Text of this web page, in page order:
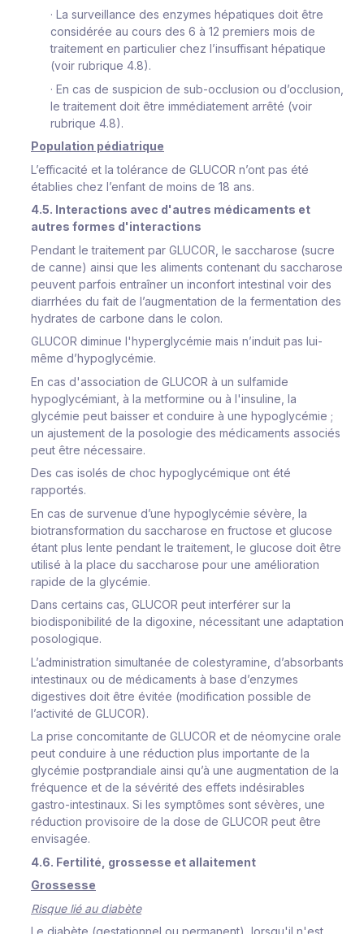
· La surveillance des enzymes hépatiques doit être
considérée au cours des 6 à 12 premiers mois de
traitement en particulier chez l’insuffisant hépatique
(voir rubrique 4.8).
· En cas de suspicion de sub-occlusion ou d’occlusion,
le traitement doit être immédiatement arrêté (voir
rubrique 4.8).
Population pédiatrique
L’efficacité et la tolérance de GLUCOR n’ont pas été
établies chez l’enfant de moins de 18 ans.
4.5. Interactions avec d'autres médicaments et
autres formes d'interactions
Pendant le traitement par GLUCOR, le saccharose (sucre
de canne) ainsi que les aliments contenant du saccharose
peuvent parfois entraîner un inconfort intestinal voir des
diarrhées du fait de l’augmentation de la fermentation des
hydrates de carbone dans le colon.
GLUCOR diminue l'hyperglycémie mais n’induit pas lui-
même d’hypoglycémie.
En cas d'association de GLUCOR à un sulfamide
hypoglycémiant, à la metformine ou à l'insuline, la
glycémie peut baisser et conduire à une hypoglycémie ;
un ajustement de la posologie des médicaments associés
peut être nécessaire.
Des cas isolés de choc hypoglycémique ont été
rapportés.
En cas de survenue d’une hypoglycémie sévère, la
biotransformation du saccharose en fructose et glucose
étant plus lente pendant le traitement, le glucose doit être
utilisé à la place du saccharose pour une amélioration
rapide de la glycémie.
Dans certains cas, GLUCOR peut interférer sur la
biodisponibilité de la digoxine, nécessitant une adaptation
posologique.
L’administration simultanée de colestyramine, d’absorbants
intestinaux ou de médicaments à base d’enzymes
digestives doit être évitée (modification possible de
l’activité de GLUCOR).
La prise concomitante de GLUCOR et de néomycine orale
peut conduire à une réduction plus importante de la
glycémie postprandiale ainsi qu’à une augmentation de la
fréquence et de la sévérité des effets indésirables
gastro-intestinaux. Si les symptômes sont sévères, une
réduction provisoire de la dose de GLUCOR peut être
envisagée.
4.6. Fertilité, grossesse et allaitement
Grossesse
Risque lié au diabète